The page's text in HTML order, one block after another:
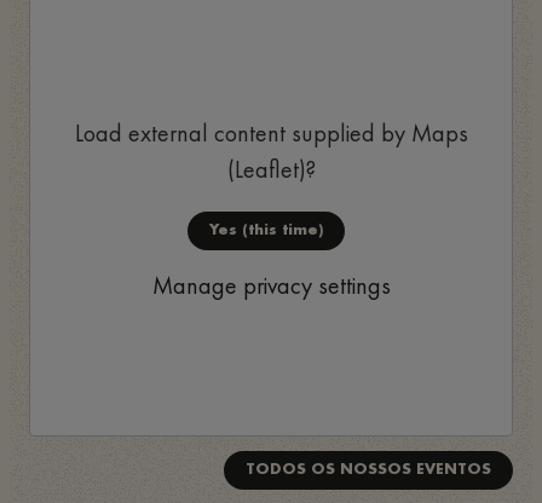
Load external content supplied by Maps
(Leaflet)?
Yes (this time)
Manage privacy settings
TODOS OS NOSSOS EVENTOS